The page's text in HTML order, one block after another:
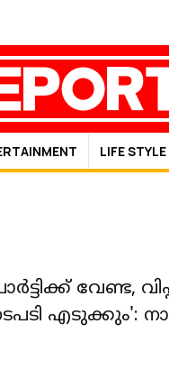
LIFE STYLE
വേണ്ട,
എടുക്കും':